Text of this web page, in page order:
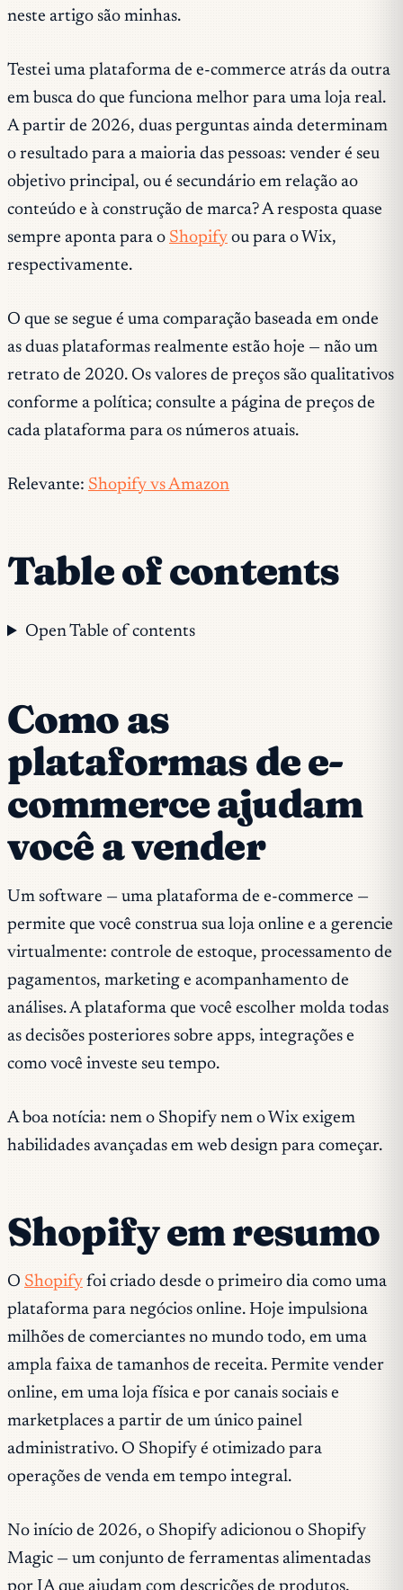
neste artigo são minhas.
Testei uma plataforma de e-commerce atrás da outra
em busca do que funciona melhor para uma loja real.
A partir de 2026, duas perguntas ainda determinam
o resultado para a maioria das pessoas: vender é seu
objetivo principal, ou é secundário em relação ao
conteúdo e à construção de marca? A resposta quase
sempre aponta para o Shopify ou para o Wix,
respectivamente.
O que se segue é uma comparação baseada em onde
as duas plataformas realmente estão hoje — não um
retrato de 2020. Os valores de preços são qualitativos
conforme a política; consulte a página de preços de
cada plataforma para os números atuais.
Relevante: Shopify vs Amazon
Table of contents
Open Table of contents
Como as
plataformas de e-
commerce ajudam
você a vender
Um software — uma plataforma de e-commerce —
permite que você construa sua loja online e a gerencie
virtualmente: controle de estoque, processamento de
pagamentos, marketing e acompanhamento de
análises. A plataforma que você escolher molda todas
as decisões posteriores sobre apps, integrações e
como você investe seu tempo.
A boa notícia: nem o Shopify nem o Wix exigem
habilidades avançadas em web design para começar.
Shopify em resumo
O Shopify foi criado desde o primeiro dia como uma
plataforma para negócios online. Hoje impulsiona
milhões de comerciantes no mundo todo, em uma
ampla faixa de tamanhos de receita. Permite vender
online, em uma loja física e por canais sociais e
marketplaces a partir de um único painel
administrativo. O Shopify é otimizado para
operações de venda em tempo integral.
No início de 2026, o Shopify adicionou o Shopify
Magic — um conjunto de ferramentas alimentadas